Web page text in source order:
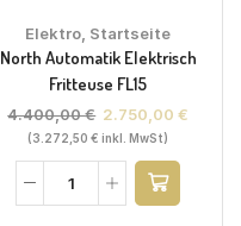
Elektro Startseite
North Automatik Elektrisch
Fritteuse FL15
4.400,00€ 2.750,00€
(3.272,50€ inkl. MwSt)